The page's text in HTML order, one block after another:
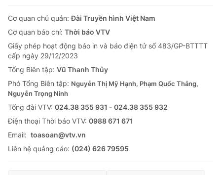
Cơ quan chủ quản:Đài Truyền hình Việt Nam
Cơ quan báo chí: Thời báo VTV
Giấy phép hoạt động báo in và báo điện tử số 483/GP-BTTTT
cấp ngày 29/12/2023
Tổng Biên tập: Vũ Thanh Thủy
Phó Tổng Biên tập: Nguyễn Thị Mỹ Hạnh, Phạm Quốc Thắng,
Nguyễn Trọng Ninh
Tổng đài VTV: 024.38 355 931 - 024.38 355 932
Ðiện thoại Thời báo VTV: 0988 671 671
Email: toasoan@vtv.vn
Liên hệ quảng cáo: (024) 626 79595